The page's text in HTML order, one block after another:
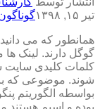
تیر ۱۵, ۱۳۹۸
همانطور که می دانید
گوگل دارند. لینک ها
کلمات کلیدی سایت
شوند. موضوعی که
بواسطه الگوریتم
بوده و اسپم هستند